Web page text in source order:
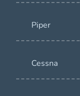
Piper
Cessna